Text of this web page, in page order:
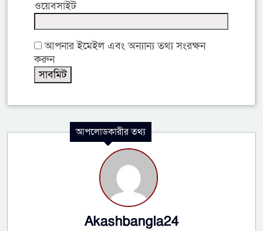
ওয়েবসাইট
আপনার ইমেইল এবং অন্যান্য তথ্য সংরক্ষন
করুন
আপলোডকারীর তথ্য
Akashbangla24